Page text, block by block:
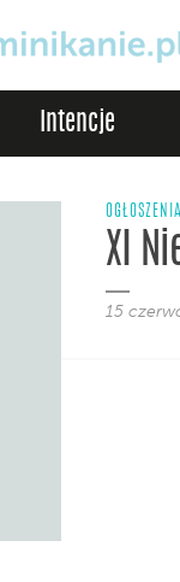
Intencje
OGŁOSZENIA
XI
15